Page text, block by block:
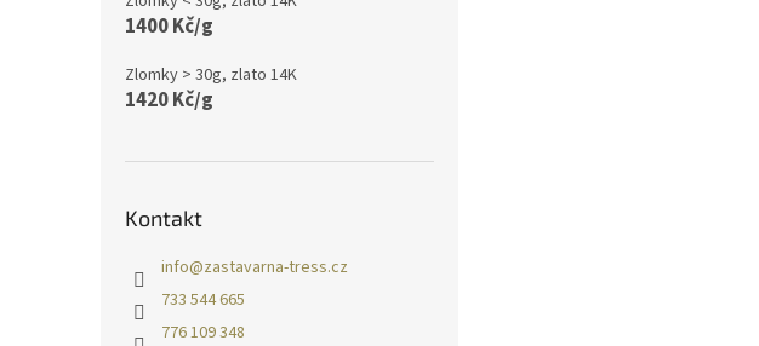
1400 Kč/g
Zlomky > 30g, zlato 14K
1420 Kč/g
Kontakt
info@zastavarna-tress.cz
733 544 665
776 109 348